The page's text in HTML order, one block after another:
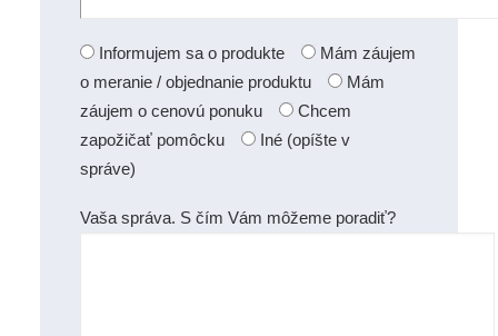
Informujem sa o produkte
Mám záujem
o meranie / objednanie produktu
Mám
záujem o cenovú ponuku
Chcem
zapožičať pomôcku
Iné (opíšte v
správe)
Vaša správa. S čím Vám môžeme poradiť?